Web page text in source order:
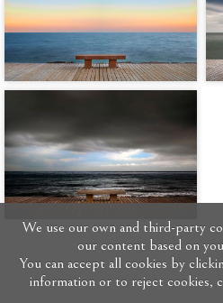
We use our own and third-party
our content based on
You can accept all cookies by
information or to reject cookies,